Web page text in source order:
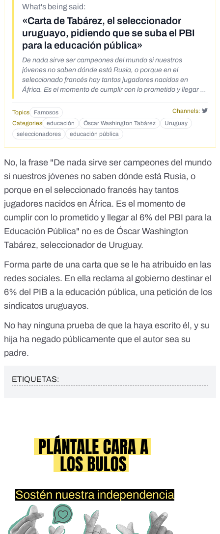
What's being said:
«Carta de Tabárez, el seleccionador
uruguayo, pidiendo que se suba el PBI
para la educación pública»
De nada sirve ser campeones del mundo si nuestros
jóvenes no saben dónde está Rusia, o porque en el
seleccionado francés hay tantos jugadores nacidos en
África. Es el momento de cumplir con lo prometido y llegar al
Topics Famosos
Channels:
Categories
educación Óscar Washington Tabárez
Uruguay
seleccionadores
educación pública
No, la frase "De nada sirve ser campeones del mundo
si nuestros jóvenes no saben dónde está Rusia, o
porque en el seleccionado francés hay tantos
jugadores nacidos en África. Es el momento de
cumplir con lo prometido y llegar al 6% del PBI para la
Educación Pública" no es de Óscar Washington
Tabárez, seleccionador de Uruguay.
Forma parte de una carta que se le ha atribuido en las
redes sociales. En ella reclama al gobierno destinar el
6% del PIB a la educación pública, una petición de los
sindicatos uruguayos.
No hay ninguna prueba de que la haya escrito él, y su
hija ha negado públicamente que el autor sea su
padre.
ETIQUETAS: